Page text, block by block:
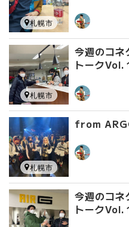
札幌市
今週のコ
トークVol.
札幌市
from
札幌市
今週のコ
トークVol.